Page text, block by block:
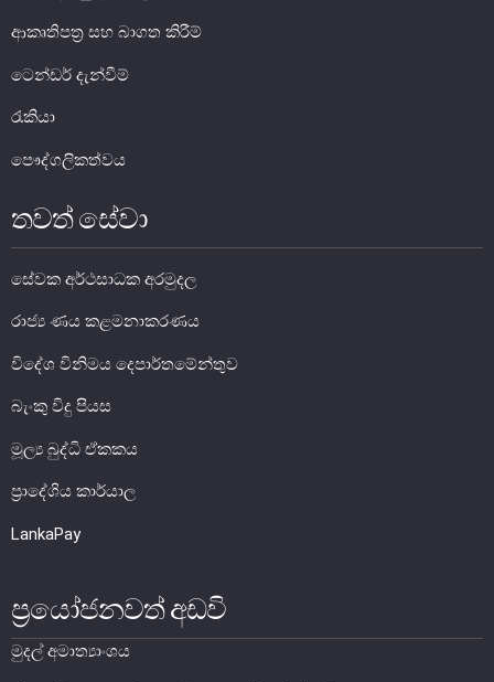
මූල්‍ය යටිතල පහසුකම්
උපකරණ සහ ක්‍රියාත්මක කිරීම
මූල්‍ය පද්ධති ස්ථායිතා කමිටුව
මූල්‍ය පද්ධති අධීක්ෂණ කමිටුව
මූල්‍ය ස්ථායිතා විවරණය
ආකෘතිපත්‍ර සහ බාගත කිරීම්
ටෙන්ඩර් දැන්වීම්
රැකියා
පෞද්ගලිකත්වය
තවත් සේවා
සේවක අර්ථසාධක අරමුදල
රාජ්‍ය ණය කළමනාකරණය
විදේශ විනිමය දෙපාර්තමේන්තුව
බැංකු විදු පියස
මූල්‍ය බුද්ධි ඒකකය
ප්‍රාදේශිය කාර්යාල
LankaPay
ප්‍රයෝජනවත් අඩවි
මුදල් අමාත්‍යාංශය